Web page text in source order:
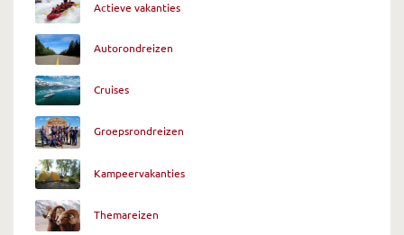
Actieve vakanties
Autorondreizen
Cruises
Groepsrondreizen
Kampeervakanties
Themareizen